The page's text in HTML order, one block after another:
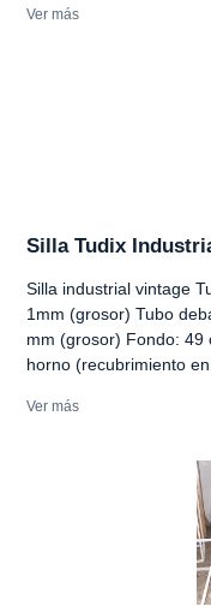
Ver más
Silla Tudix
Silla industrial vintage
1mm (grosor) Tubo
mm (grosor) Fondo: 49
horno (recubrimiento
Ver más